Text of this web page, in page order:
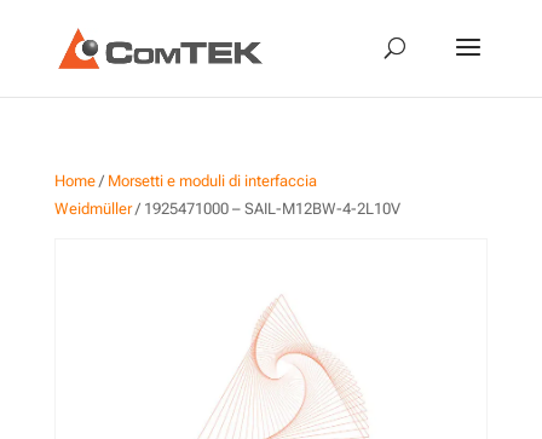
Home/ Morsetti e moduli di interfaccia
Weidmüller/ 1925471000 – SAIL-M12BW-4-2L10V